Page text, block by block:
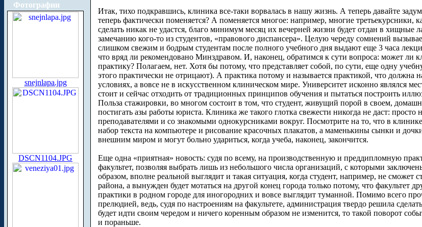
Фотографии
snejnlapa.jpg
DSCN1104.JPG
Итак, тихо подкравшись, клиника все-таки ворвалась в нашу жизнь. А теперь давайте
теперь фактически поменяется? А поменяется многое: например, многие третьекурсники,
сделать никак не удастся, благо минимум месяц их вечерней жизни будет отдан в
замечанию кого-то из студентов, «правового диспансера». Целую череду сомнений
слишком свежим и бодрым студентам после полного учебного дня выдают еще 3 часа
что вряд ли рекомендовано Минздравом. И, наконец, обратимся к сути вопроса: может ли
практику? Полагаем, нет. Хотя бы потому, что представляет собой, по сути, еще одну
этого практически не отрицают). А практика потому и называется практикой, что должна
условиях, а вовсе не в искусственном клиническом мире. Университет исконно являлся
стоит и сейчас отходить от традиционных принципов обучения и пытаться построить
Польза стажировки, во многом состоит в том, что студент, живущий порой в своем,
постигать азы работы юриста. Клиника же такого глотка свежести никогда не даст:
преподавателями и со знакомыми однокурсниками вокруг. Посмотрите на то, что в клинике
набор текста на компьютере и рисование красочных плакатов, а маменькины сынки и
внешним миром и могут больно удариться, когда учеба, наконец, закончится.
Еще одна «приятная» новость: судя по всему, на производственную и преддипломную
факультет, позволяя выбрать лишь из небольшого числа организаций, с которыми
образом, вполне реальной выглядит и такая ситуация, когда студент, например, не сможет
района, а вынужден будет мотаться на другой конец города только потому, что факультет
практики в родном городе для иногородних и вовсе выглядит туманной. Помимо всего
прелюдией, ведь, судя по настроениям на факультете, администрация твердо решила
будет идти своим чередом и ничего коренным образом не изменится, то такой поворот
и пораньше.